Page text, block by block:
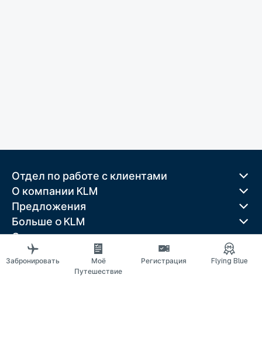
Отдел по работе с клиентами
О компании KLM
Предложения
Больше o KLM
Скачать приложение
Связанные веб-сайты
Путеводители
Забронировать
Моё
Путешествие
Регистрация Flying Blue